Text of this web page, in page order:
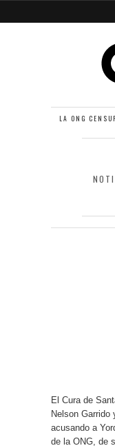
LA ONG
El Cura de
Nelson Garrido
acusando a
de la ONG, de